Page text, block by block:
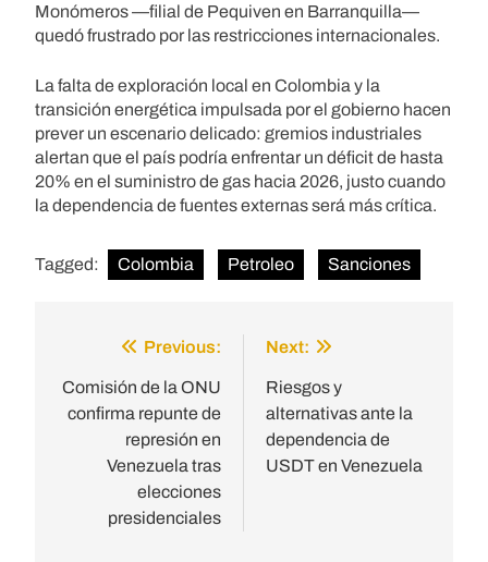
Monómeros —filial de Pequiven en Barranquilla—
quedó frustrado por las restricciones internacionales.
La falta de exploración local en Colombia y la
transición energética impulsada por el gobierno hacen
prever un escenario delicado: gremios industriales
alertan que el país podría enfrentar un déficit de hasta
20% en el suministro de gas hacia 2026, justo cuando
la dependencia de fuentes externas será más crítica.
Tagged: Colombia Petroleo Sanciones
navigation
Previous:
Comisión de la ONU
confirma repunte de
represión en
Venezuela tras
elecciones
presidenciales
Next:
Riesgos y
alternativas ante la
dependencia de
USDT en Venezuela